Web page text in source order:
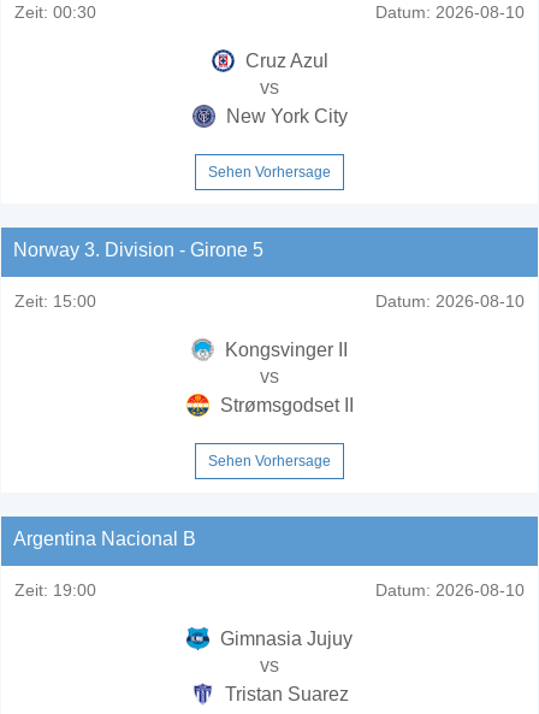
Zeit: 00:30 Datum: 2026-08-10
Cruz Azul
vs
New York City
Sehen Vorhersage
Norway 3. Division - Girone 5
Zeit: 15:00 Datum: 2026-08-10
Kongsvinger II
vs
Strømsgodset II
Sehen Vorhersage
Argentina Nacional B
Zeit: 19:00 Datum: 2026-08-10
Gimnasia Jujuy
vs
Tristan Suarez